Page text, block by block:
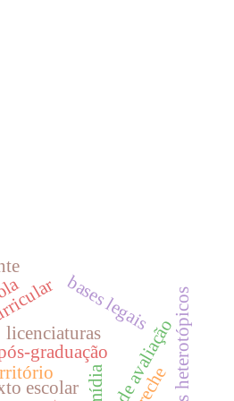
escolar
graduação
mídia
licenciaturas
creche
bases legais